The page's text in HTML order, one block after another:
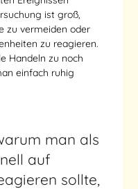
ist groß,
zu vermeiden oder
zu reagieren.
Handeln zu noch
einfach ruhig
man als
auf
sollte,